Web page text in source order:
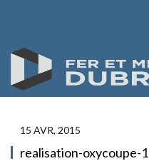
15 AVR, 2015
realisation-oxycoupe-1